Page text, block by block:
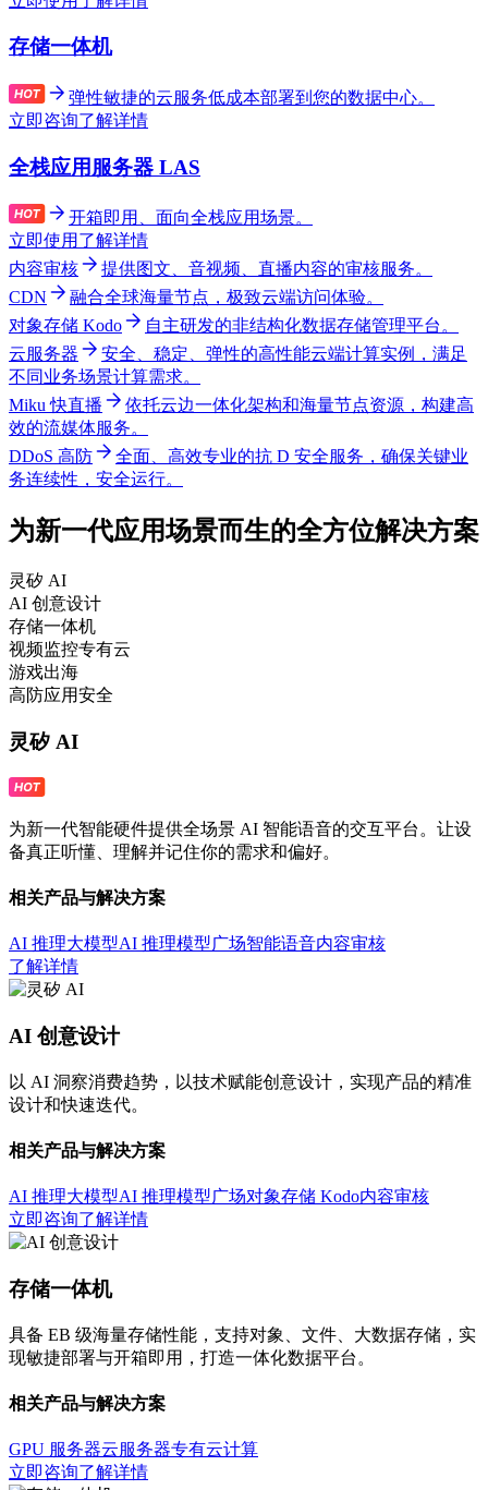
存储一体机
弹性敏捷的云服务低成本部署到您的数据中心。
立即咨询了解详情
全栈应用服务器 LAS
开箱即用、面向全栈应用场景。
立即使用 了解详情
内容审核
提供图文、音视频、直播内容的审核服务。
CDN
融合全球海量节点，极致云端访问体验。
对象存储 Kodo
自主研发的非结构化数据存储管理平台。
云服务器
安全、稳定、弹性的高性能云端计算实例，满足
不同业务场景计算需求。
Miku 快直播
依托云边一体化架构和海量节点资源，构建高
效的流媒体服务。
DDoS 高防
全面、高效专业的抗 D 安全服务，确保关键业
务连续性，安全运行。
为新一代应用场景而生的全方位解决方案
灵矽 AI
AI 创意设计
存储一体机
视频监控专有云
游戏出海
高防应用安全
灵矽 AI
为新一代智能硬件提供全场景 AI 智能语音的交互平台。让设
备真正听懂、理解并记住你的需求和偏好。
相关产品与解决方案
AI 推理大模型AI 推理模型广场智能语音内容审核
了解详情
AI 创意设计
以 AI 洞察消费趋势，以技术赋能创意设计，实现产品的精准
设计和快速迭代。
相关产品与解决方案
AI 推理大模型AI 推理模型广场对象存储 Kodo内容审核
立即咨询了解详情
存储一体机
具备 EB 级海量存储性能，支持对象、文件、大数据存储，实
现敏捷部署与开箱即用，打造一体化数据平台。
相关产品与解决方案
GPU 服务器云服务器专有云计算
立即咨询了解详情